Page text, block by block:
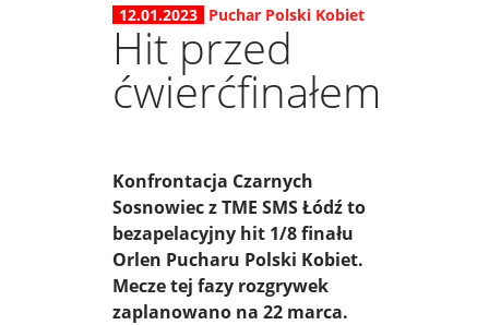
12.01.2023 Puchar Polski Kobiet
Hit przed
ćwierćfinałem
Konfrontacja Czarnych
Sosnowiec z TME SMS Łódź to
bezapelacyjny hit 1/8 finału
Orlen Pucharu Polski Kobiet.
Mecze tej fazy rozgrywek
zaplanowano na 22 marca.